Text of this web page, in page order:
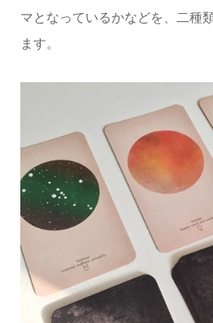
マとなっているかなどを、二種
ます。